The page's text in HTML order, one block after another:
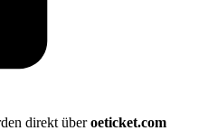
direkt überoeticket.com